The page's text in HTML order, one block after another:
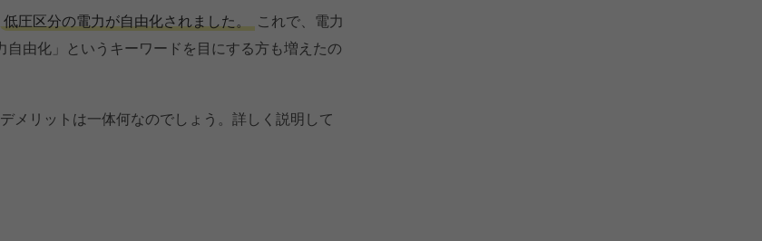
低圧区分の電力が自由化されました。
これで、電力
由化」というキーワードを目にする方も増えたの
メリットは一体何なのでしょう。詳しく説明して